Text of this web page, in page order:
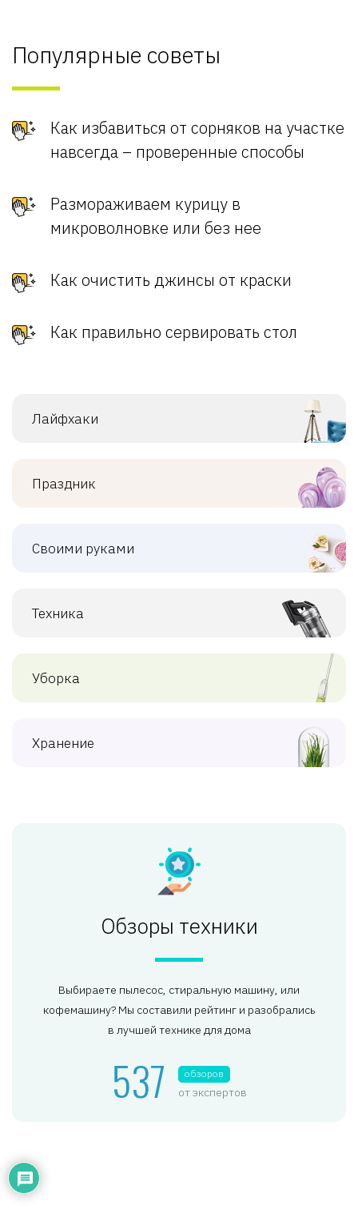
Популярные советы
Как избавиться от сорняков на участке
навсегда – проверенные способы
Размораживаем курицу в
микроволновке или без нее
Как очистить джинсы от краски
Как правильно сервировать стол
Лайфхаки
Праздник
Своими руками
Техника
Уборка
Хранение
Обзоры техники
Выбираете пылесос, стиральную машину, или
кофемашину? Мы составили рейтинг и разобрались
в лучшей технике для дома
537 обзоров
от экспертов